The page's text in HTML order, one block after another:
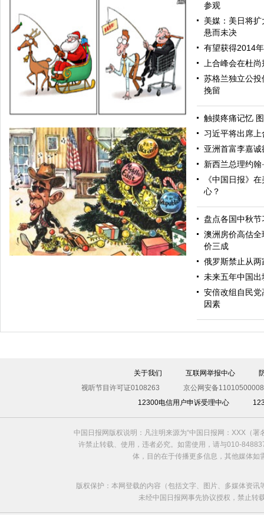
诱饵
参观
美媒：美日将
悬而未决
有望获得2014
上合峰会在杜
苏格兰独立公
挽留
触摸疼痛记忆
习近平将出席
亚洲首富李嘉
新西兰总理约翰
《中国日报》
心？
盘点各国中秋节
澳洲房价高估
价三成
俄罗斯禁止从
未来五年中国
安倍改组自民
因素
关于我们 互联网举报中心
视听节目许可证0108263
京公网安备
12300电信用户申诉受理中心
中国日报网版权说明：凡注明来源为“中国日报网：XXX（
许禁止转载、使用，违者必究。如需使用，请与010-
体，目的在于传播更多信息，其他媒体
版权保护：本网登载的内容（包括文字、图片、多媒体资
未经中国日报网事先协议授权，禁止转